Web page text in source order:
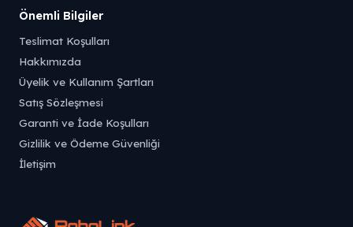
Önemli Bilgiler
Teslimat Koşulları
Hakkımızda
Üyelik ve Kullanım Şartları
Satış Sözleşmesi
Garanti ve İade Koşulları
Gizlilik ve Ödeme Güvenliği
İletişim